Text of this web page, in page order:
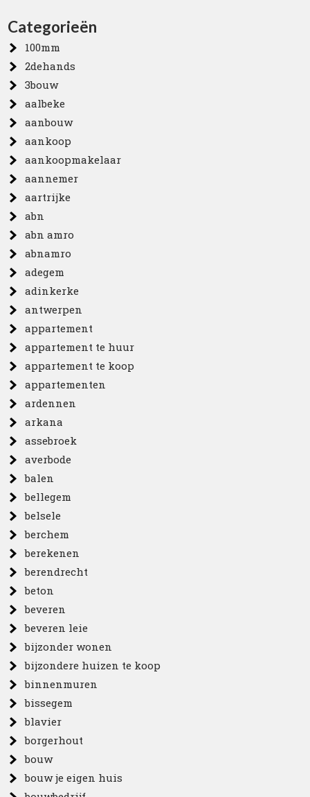
Categorieën
100mm
2dehands
3bouw
aalbeke
aanbouw
aankoop
aankoopmakelaar
aannemer
aartrijke
abn
abn amro
abnamro
adegem
adinkerke
antwerpen
appartement
appartement te huur
appartement te koop
appartementen
ardennen
arkana
assebroek
averbode
balen
bellegem
belsele
berchem
berekenen
berendrecht
beton
beveren
beveren leie
bijzonder wonen
bijzondere huizen te koop
binnenmuren
bissegem
blavier
borgerhout
bouw
bouw je eigen huis